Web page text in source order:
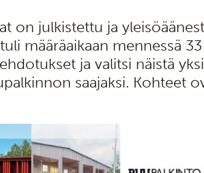
on julkistettu ja
määräaikaan mennessä
ja valitsi näistä
saajaksi. Kohteet